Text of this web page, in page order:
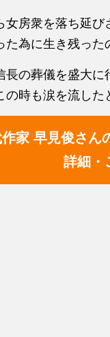
女房衆を落ち延
た為に生き残った
長の葬儀を盛大
の時も涙を流した
家 早見俊さん
詳細・